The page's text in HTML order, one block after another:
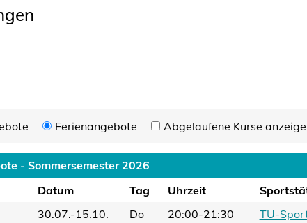
Ferienangebote Abgelaufene Kurse
- Sommersemester 2026
Datum Tag Uhrzeit
30.07.-15.10. Do 20:00-21:30
TU-